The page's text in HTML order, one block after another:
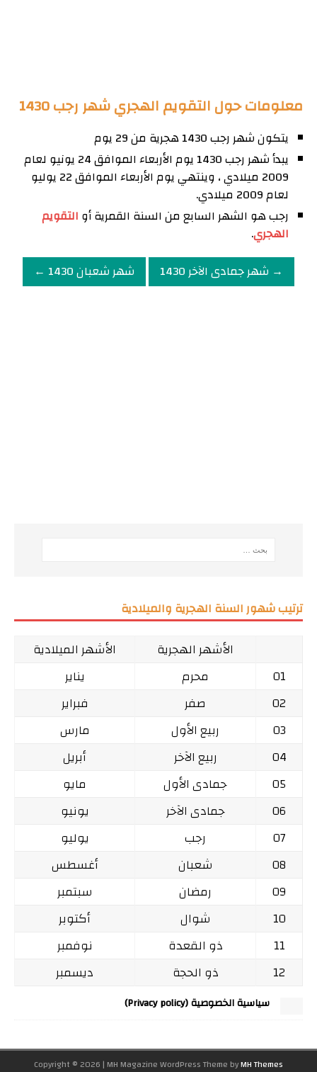
معلومات حول التقويم الهجري شهر رجب 1430
يتكون شهر رجب 1430 هجرية من 29 يوم
يبدأ شهر رجب 1430 يوم الأربعاء الموافق 24 يونيو لعام
2009 ميلادي ، وينتهي يوم الأربعاء الموافق 22 يوليو
لعام 2009 ميلادي.
رجب هو الشهر السابع من السنة القمرية أو التقويم
الهجري.
→ شهر جمادى الآخر 1430
شهر شعبان 1430 ←
ترتيب شهور السنة الهجرية والميلادية
الأشهر الهجرية
الأشهر الميلادية
01
محرم
يناير
02
صفر
فبراير
03
ربيع الأول
مارس
04
ربيع الآخر
أبريل
05
جمادى الأول
مايو
06
جمادى الآخر
يونيو
07
رجب
يوليو
08
شعبان
أغسطس
09
رمضان
سبتمبر
10
شوال
أكتوبر
11
ذو القعدة
نوفمبر
12
ذو الحجة ديسمبر
سياسية الخصوصية (Privacy policy)
Copyright © 2026 | MH Magazine WordPress Theme byMH Themes